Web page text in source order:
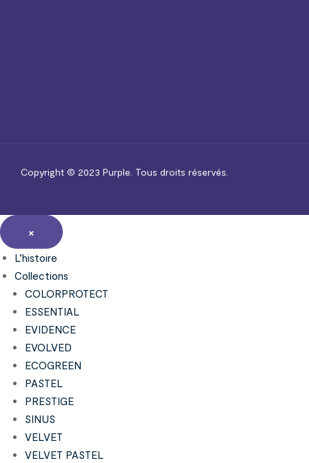
Copyright © 2023 Purple. Tous droits réservés.
×
L’histoire
Collections
COLORPROTECT
ESSENTIAL
EVIDENCE
EVOLVED
ECOGREEN
PASTEL
PRESTIGE
SINUS
VELVET
VELVET PASTEL